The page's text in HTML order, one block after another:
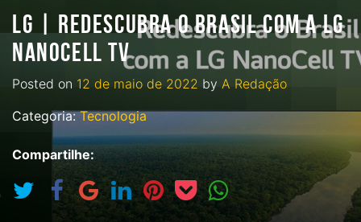
LG | REDESCUBRA O BRASIL COM A LG
NANOCELL TV
Posted on 12 de maio de 2022 by A Redação
Categoria:Tecnologia
Compartilhe: